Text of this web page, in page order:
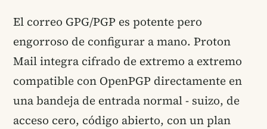
El correo GPG/PGP es potente pero
engorroso de configurar a mano. Proton
Mail integra cifrado de extremo a extremo
compatible con OpenPGP directamente en
una bandeja de entrada normal - suizo, de
acceso cero, código abierto, con un plan